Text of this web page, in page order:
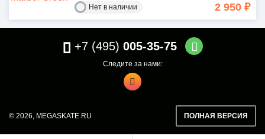
Нет в наличии 2 950 ₽
+7 (495) 005-35-75
Следите за нами:
© 2026, MEGASKATE.RU ПОЛНАЯ ВЕРСИЯ